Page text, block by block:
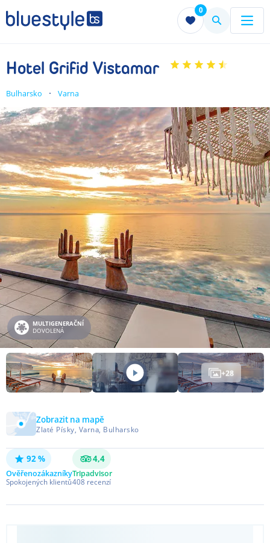
0
Menu Menu
Hotel Grifid Vistamar
Bulharsko Varna
MULTIGENERAČNÍ
DOVOLENÁ
+28
Zobrazit na mapě
Zlaté Písky, Varna, Bulharsko
92 %
Ověřenozákazníky
Spokojených klientů
4,4
Tripadvisor
408 recenzí